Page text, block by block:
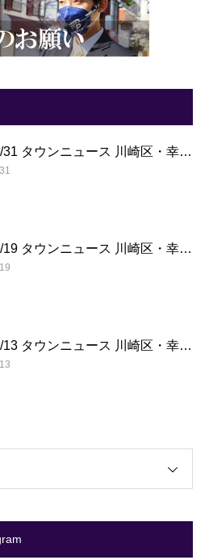
31 タウンニュース 川崎区・幸…
19 タウンニュース 川崎区・幸…
13 タウンニュース 川崎区・幸…